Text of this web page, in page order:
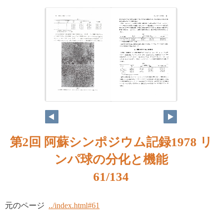
第2回 阿蘇シンポジウム記録1978 リ
ンパ球の分化と機能
61/134
元のページ ../index.html#61